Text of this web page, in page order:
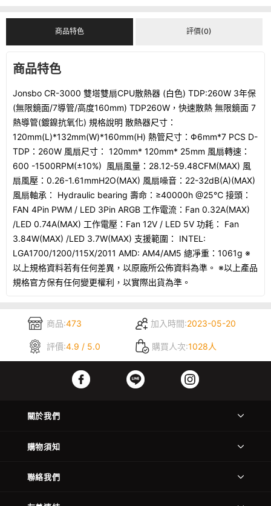
商品特色 評價(0)
商品特色
Jonsbo CR-3000 雙塔雙扇CPU散熱器 (白色) TDP:260W 3年保
(無限鏡面/7導管/高度160mm) TDP260W，快速散熱 無限鏡面 7
熱導管(鍍鎳抗氧化) 規格說明 散熱器尺寸：
120mm(L)*132mm(W)*160mm(H) 熱管尺寸：Φ6mm*7 PCS D-
TDP：260W 風扇尺寸： 120mm* 120mm* 25mm 風扇轉速：
600 -1500RPM(±10%) 風扇風量：28.12-59.48CFM(MAX) 風
扇風壓：0.26-1.61mmH2O(MAX) 風扇噪音：22-32dB(A)(MAX)
風扇軸承： Hydraulic bearing 壽命：≥40000h @25℃ 接頭：
FAN 4Pin PWM / LED 3Pin ARGB 工作電流：Fan 0.32A(MAX)
/LED 0.74A(MAX) 工作電壓：Fan 12V / LED 5V 功耗： Fan
3.84W(MAX) /LED 3.7W(MAX) 支援範圍： INTEL:
LGA1700/1200/115X/2011 AMD: AM4/AM5 總凈重：1061g ※
以上規格資料若有任何差異，以原廠所公佈資料為準。 ※以上產品
規格官方保有任何變更權利，以實際出貨為準。
商品:473 加入時間:2023-05-20
評價:4.9 / 5.0 購買人次:1028人
關於我們
購物須知
聯絡我們